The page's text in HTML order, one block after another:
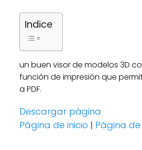
Indice
un buen visor de modelos 3D
función de impresión que
a PDF.
Descargar página
Página de inicio | Página